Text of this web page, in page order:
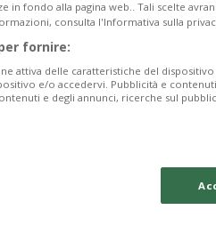
in fondo alla pagina web.. Tali scelte
consulta l'Informativa sulla
fornire:
attiva delle caratteristiche del dispositivo
e/o accedervi. Pubblicità e contenuti
e degli annunci, ricerche sul